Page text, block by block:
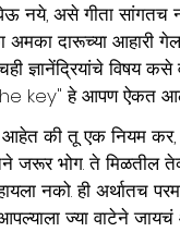
नये, असे गीता सांगतच
अमका दारूच्या आहारी
विषय कसे
key" हे आपण ऐकत
की तू एक नियम कर,
भोग. ते मिळतील
नको. ही अर्थातच
ज्या वाटेने